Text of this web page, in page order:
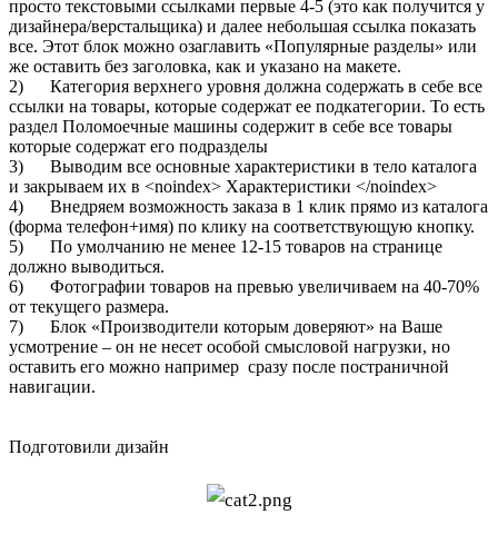
просто текстовыми ссылками первые 4-5 (это как получится у
дизайнера/верстальщика) и далее небольшая ссылка показать
все. Этот блок можно озаглавить «Популярные разделы» или
же оставить без заголовка, как и указано на макете.
2) Категория верхнего уровня должна содержать в себе все
ссылки на товары, которые содержат ее подкатегории. То есть
раздел Поломоечные машины содержит в себе все товары
которые содержат его подразделы
3) Выводим все основные характеристики в тело каталога
и закрываем их в <noindex> Характеристики </noindex>
4) Внедряем возможность заказа в 1 клик прямо из каталога
(форма телефон+имя) по клику на соответствующую кнопку.
5) По умолчанию не менее 12-15 товаров на странице
должно выводиться.
6) Фотографии товаров на превью увеличиваем на 40-70%
от текущего размера.
7) Блок «Производители которым доверяют» на Ваше
усмотрение – он не несет особой смысловой нагрузки, но
оставить его можно например сразу после постраничной
навигации.
Подготовили дизайн